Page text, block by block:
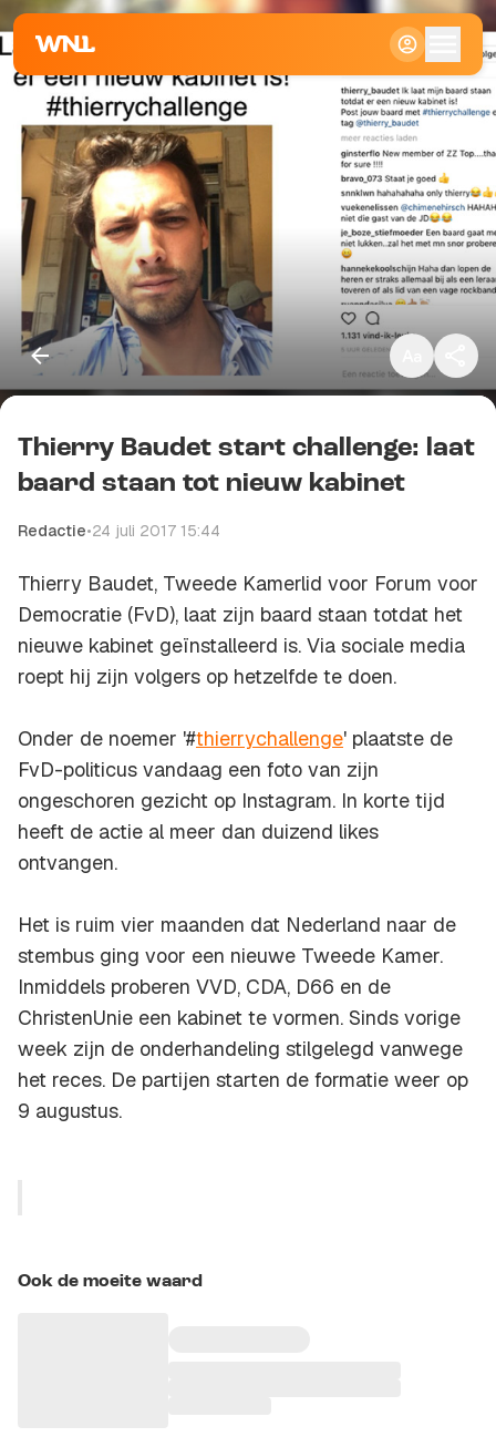
Klein
Standaard
Groot
Kopieer link
Thierry Baudet start challenge: laat
baard staan tot nieuw kabinet
Redactie•24 juli 2017 15:44
Thierry Baudet, Tweede Kamerlid voor Forum voor
Democratie (FvD), laat zijn baard staan totdat het
nieuwe kabinet geïnstalleerd is. Via sociale media
roept hij zijn volgers op hetzelfde te doen.
Onder de noemer '#thierrychallenge' plaatste de
FvD-politicus vandaag een foto van zijn
ongeschoren gezicht op Instagram. In korte tijd
heeft de actie al meer dan duizend likes
ontvangen.
Het is ruim vier maanden dat Nederland naar de
stembus ging voor een nieuwe Tweede Kamer.
Inmiddels proberen VVD, CDA, D66 en de
ChristenUnie een kabinet te vormen. Sinds vorige
week zijn de onderhandeling stilgelegd vanwege
het reces. De partijen starten de formatie weer op
9 augustus.
Ook de moeite waard